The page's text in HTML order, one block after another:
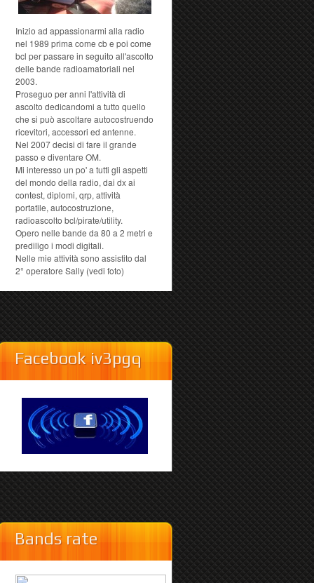
Inizio ad appassionarmi alla radio
nel 1989 prima come cb e poi come
bcl per passare in seguito all'ascolto
delle bande radioamatoriali nel
2003.
Proseguo per anni l'attività di
ascolto dedicandomi a tutto quello
che si può ascoltare autocostruendo
ricevitori, accessori ed antenne.
Nel 2007 decisi di fare il grande
passo e diventare OM.
Mi interesso un po' a tutti gli aspetti
del mondo della radio, dai dx ai
contest, diplomi, qrp, attività
portatile, autocostruzione,
radioascolto bcl/pirate/utility.
Opero nelle bande da 80 a 2 metri e
prediligo i modi digitali.
Nelle mie attività sono assistito dal
2° operatore Sally (vedi foto)
Facebook iv3pgq
Bands rate